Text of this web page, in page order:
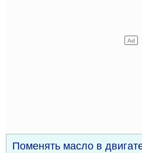
Поменять масло в